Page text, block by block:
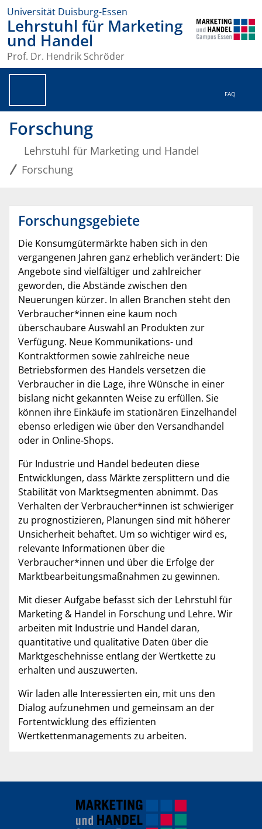
Universität Duisburg-Essen
Lehrstuhl für Marketing
und Handel
Prof. Dr. Hendrik Schröder
FAQ
Forschung
Lehrstuhl für Marketing und Handel
Forschung
Forschungsgebiete
Die Konsumgütermärkte haben sich in den
vergangenen Jahren ganz erheblich verändert: Die
Angebote sind vielfältiger und zahlreicher
geworden, die Abstände zwischen den
Neuerungen kürzer. In allen Branchen steht den
Verbraucher*innen eine kaum noch
überschaubare Auswahl an Produkten zur
Verfügung. Neue Kommunikations- und
Kontraktformen sowie zahlreiche neue
Betriebsformen des Handels versetzen die
Verbraucher in die Lage, ihre Wünsche in einer
bislang nicht gekannten Weise zu erfüllen. Sie
können ihre Einkäufe im stationären Einzelhandel
ebenso erledigen wie über den Versandhandel
oder in Online-Shops.
Für Industrie und Handel bedeuten diese
Entwicklungen, dass Märkte zersplittern und die
Stabilität von Marktsegmenten abnimmt. Das
Verhalten der Verbraucher*innen ist schwieriger
zu prognostizieren, Planungen sind mit höherer
Unsicherheit behaftet. Um so wichtiger wird es,
relevante Informationen über die
Verbraucher*innen und über die Erfolge der
Marktbearbeitungsmaßnahmen zu gewinnen.
Mit dieser Aufgabe befasst sich der Lehrstuhl für
Marketing & Handel in Forschung und Lehre. Wir
arbeiten mit Industrie und Handel daran,
quantitative und qualitative Daten über die
Marktgeschehnisse entlang der Wertkette zu
erhalten und auszuwerten.
Wir laden alle Interessierten ein, mit uns den
Dialog aufzunehmen und gemeinsam an der
Fortentwicklung des effizienten
Wertkettenmanagements zu arbeiten.